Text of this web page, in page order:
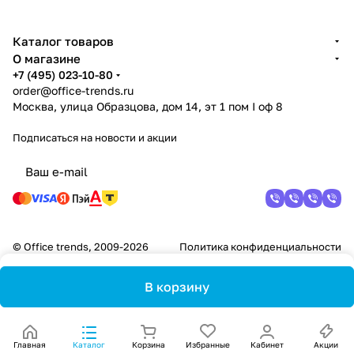
В корзину
Главная Каталог Корзина Избранные Кабинет Акции
Каталог товаров
О магазине
+7 (495) 023-10-80
order@office-trends.ru
Москва, улица Образцова, дом 14, эт 1 пом I оф 8
Подписаться на новости и акции
© Office trends, 2009-2026 Политика конфиденциальности